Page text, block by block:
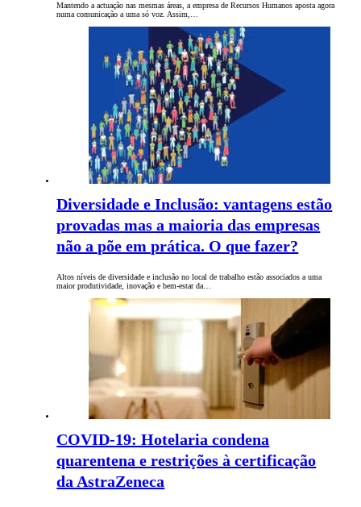
Mantendo a actuação nas mesmas áreas, a empresa de Recursos Humanos aposta agora
numa comunicação a uma só voz. Assim,…
Diversidade e Inclusão: vantagens estão
provadas mas a maioria das empresas
não a põe em prática. O que fazer?
Altos níveis de diversidade e inclusão no local de trabalho estão associados a uma
maior produtividade, inovação e bem-estar da…
COVID-19: Hotelaria condena
quarentena e restrições à certificação
da AstraZeneca